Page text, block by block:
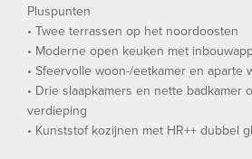
Pluspunten
• Twee terrassen op het noordoosten
• Moderne open keuken met
• Sfeervolle woon-/eetkamer en aparte
• Drie slaapkamers en nette badkamer
verdieping
• Kunststof kozijnen met HR++ dubbel